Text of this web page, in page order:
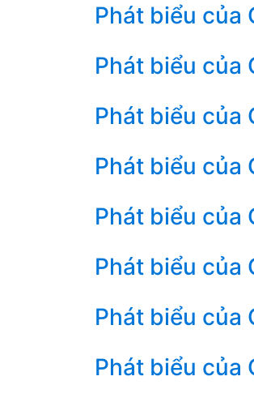
Phát biểu của
Phát biểu của
Phát biểu của
Phát biểu của
Phát biểu của
Phát biểu của
Phát biểu của
Phát biểu của